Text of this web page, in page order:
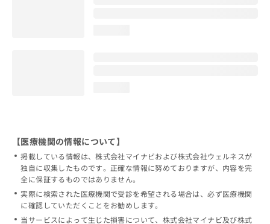
【医療機関の情報について】
掲載している情報は、株式会社マイナビおよび株式会社ウェルネスが
独自に収集したものです。正確な情報に努めておりますが、内容を完
全に保証するものではありません。
実際に検索された医療機関で受診を希望される場合は、必ず医療機関
に確認していただくことをお勧めします。
当サービスによって生じた損害について、株式会社マイナビ及び株式